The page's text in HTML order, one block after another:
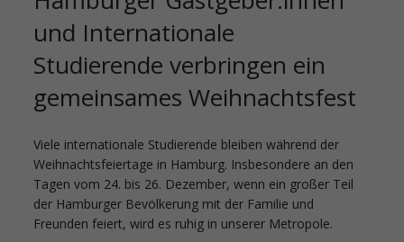
und Internationale
Studierende verbringen ein
gemeinsames Weihnachtsfest
Viele internationale Studierende bleiben während der
Weihnachtsfeiertage in Hamburg. Insbesondere an den
Tagen vom 24. bis 26. Dezember, wenn ein großer Teil
der Hamburger Bevölkerung mit der Familie und
Freunden feiert, wird es ruhig in unserer Metropole.